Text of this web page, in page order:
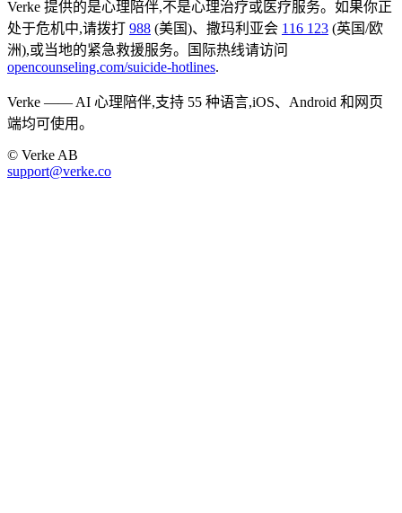
Verke 提供的是心理陪伴,不是心理治疗或医疗服务。如果你正
处于危机中,请拨打
988 (美国)、撒玛利亚会 116 123 (英国/欧
洲),或当地的紧急救援服务。国际热线请访问
opencounseling.com/suicide-hotlines.
Verke —— AI 心理陪伴,支持 55 种语言,iOS、Android 和网页
端均可使用。
© Verke AB
support@verke.co